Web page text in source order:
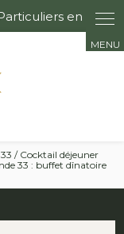
/ Cocktail déjeuner
33 : buffet dînatoire